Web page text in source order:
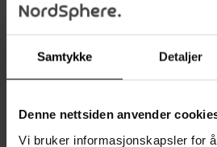
Samtykke Detaljer
Denne nettsiden anvender
Vi bruker informasjonskapsler for
de solide stålrammene tåler en
Stolenes montering er rask og enkel,
Fordeler: